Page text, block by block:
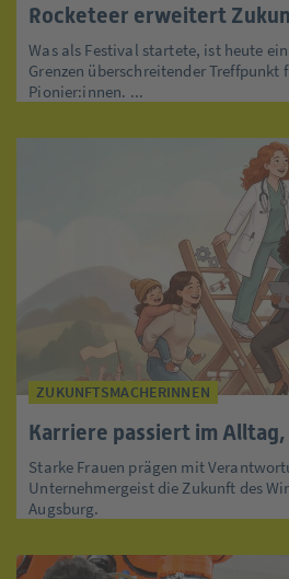
Rocketeer erweitert
Was als Festival startete, ist heute
Grenzen überschreitender Treffpunkt
Pionier:innen. ...
ZUKUNFTSMACHERINNEN
Karriere passiert im
Starke Frauen prägen mit
Unternehmergeist die Zukunft des
Augsburg.